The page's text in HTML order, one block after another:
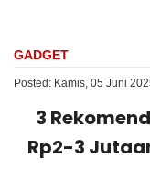
GADGET
Posted: Kamis, 05 Juni
3
Rp2-3